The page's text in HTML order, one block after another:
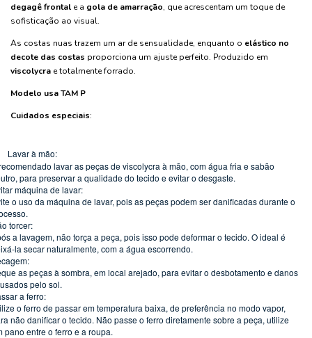
degagê frontal e a gola de amarração, que acrescentam um toque de
sofisticação ao visual.
As costas nuas trazem um ar de sensualidade, enquanto o elástico no
decote das costas proporciona um ajuste perfeito. Produzido em
viscolycra e totalmente forrado.
Modelo usa TAM P
Cuidados especiais:
Lavar à mão:
lavar as peças de viscolycra à mão, com água fria e sabão
para preservar a qualidade do tecido e evitar o desgaste.
máquina de lavar:
o uso da máquina de lavar, pois as peças podem ser danificadas durante o
torcer:
a lavagem, não torça a peça, pois isso pode deformar o tecido. O ideal é
la secar naturalmente, com a água escorrendo.
as peças à sombra, em local arejado, para evitar o desbotamento e danos
pelo sol.
a ferro:
o ferro de passar em temperatura baixa, de preferência no modo vapor,
não danificar o tecido. Não passe o ferro diretamente sobre a peça, utilize
pano entre o ferro e a roupa.